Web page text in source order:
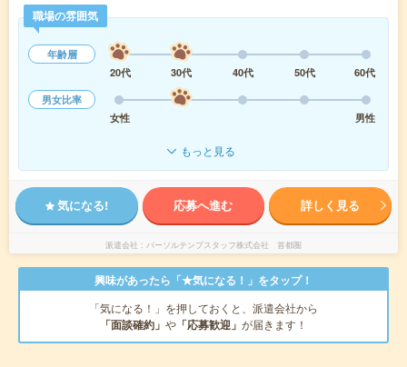
職場の雰囲気
年齢層
20代
30代 40代 50代
60代
男女比率
女性
男性
もっと見る
気になる! 応募へ進む 詳しく見る
派遣会社 パーソルテンプスタッフ株式会社 首都圏
興味があったら「★気になる！」をタップ！
「気になる！」を押しておくと、派遣会社から
「面談確約」 や 「応募歓迎」 が届きます！